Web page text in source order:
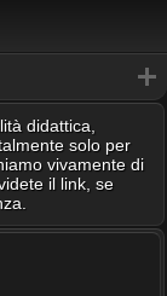
didattica,
solo per
vivamente di
il link, se